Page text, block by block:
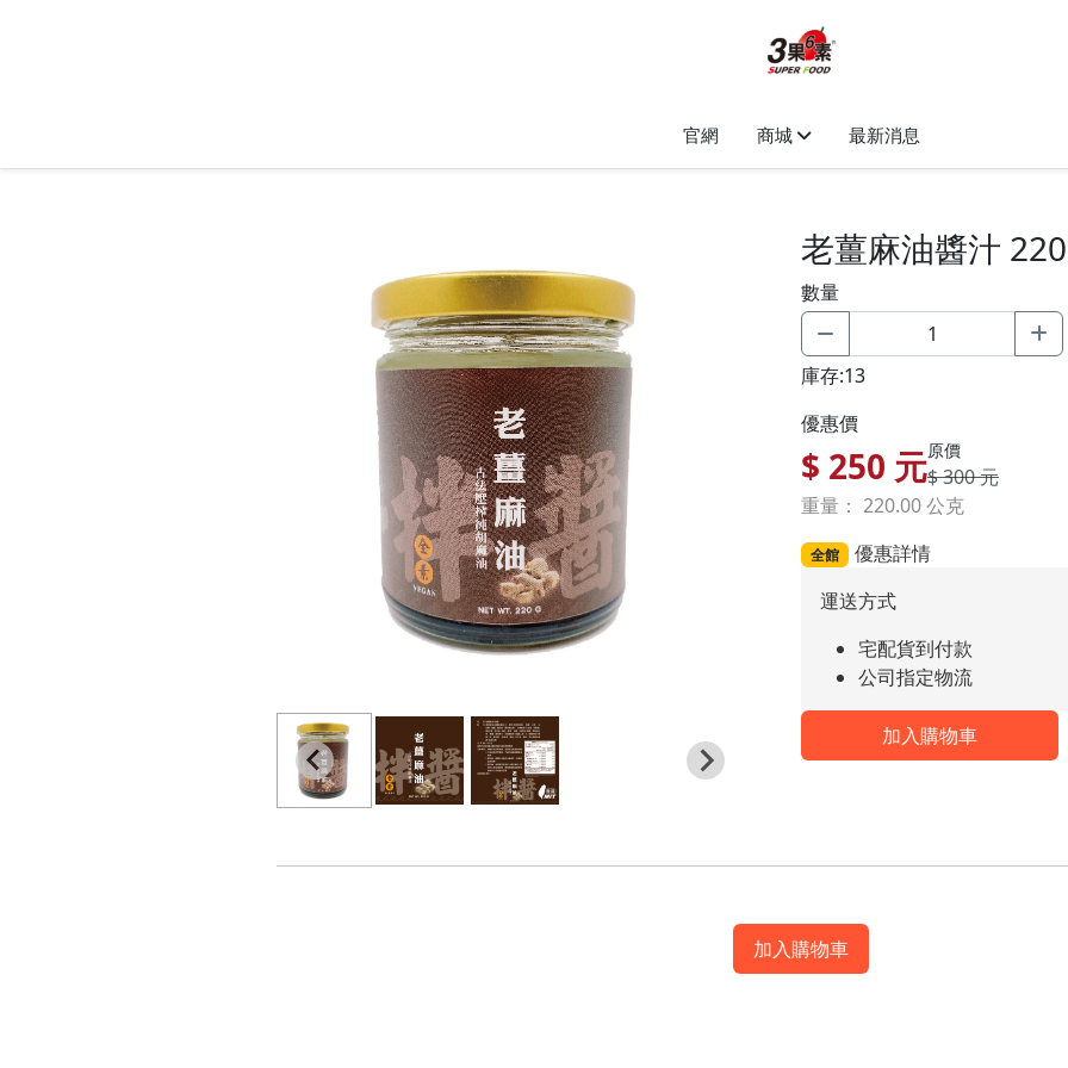
官網 商城 最新消息
老薑麻油醬汁
數量
庫存:13
優惠價
$ 250 元原價
$ 300 元
重量： 220.00 公克
全館
優惠詳情
運送方式
宅配貨到付款
公司指定物流
加入購物車
加入購物車